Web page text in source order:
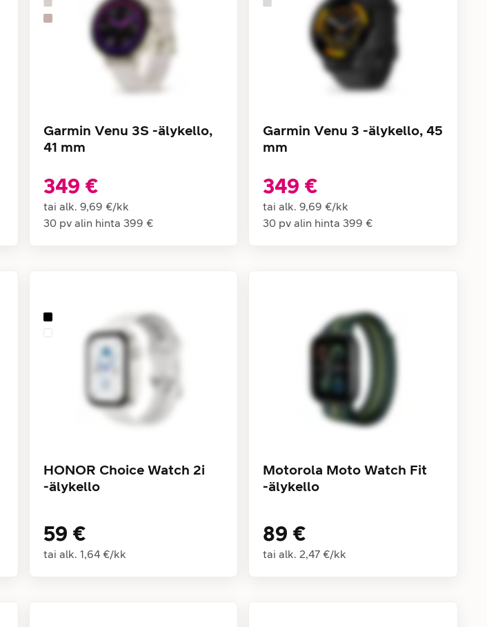
Garmin Venu 3S -älykello,
41 mm
349 €
tai alk. 9,69 €/kk
30 pv alin hinta 399 €
Garmin Venu 3 -älykello, 45
mm
349 €
tai alk. 9,69 €/kk
30 pv alin hinta 399 €
HONOR Choice Watch 2i
-älykello
59 €
tai alk. 1,64 €/kk
Motorola Moto Watch Fit
-älykello
89 €
tai alk. 2,47 €/kk